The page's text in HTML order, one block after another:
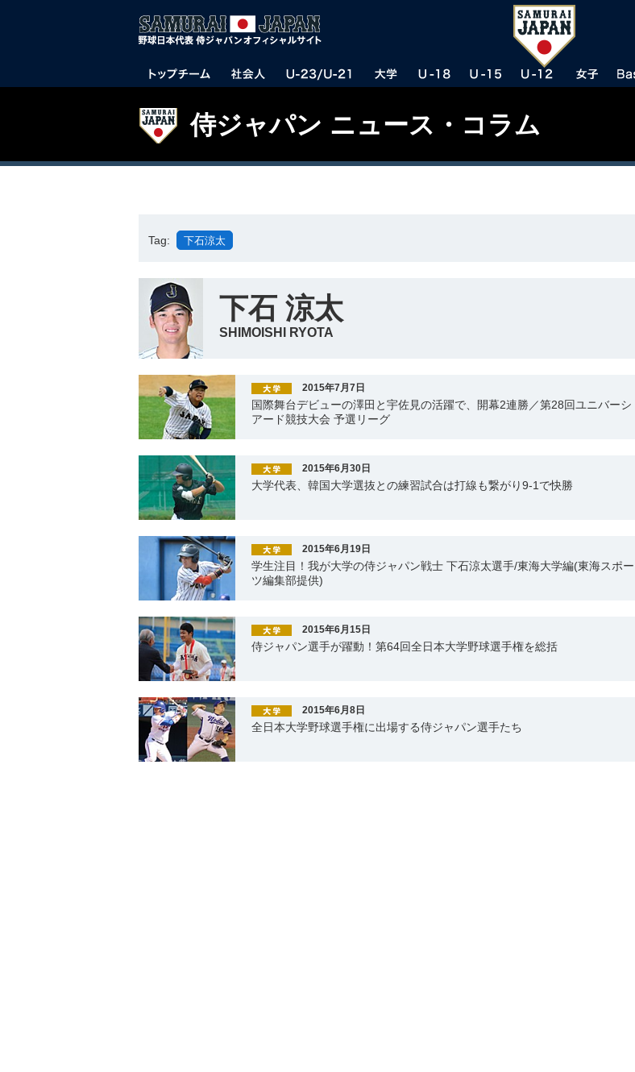
侍ジャパン ニュース・コラム
Tag: 下石涼太
下石 涼太
SHIMOISHI RYOTA
2015年7月7日
国際舞台デビューの澤田と宇佐見の活躍で、開幕2連勝／第28回ユニバーシ
アード競技大会 予選リーグ
2015年6月30日
大学代表、韓国大学選抜との練習試合は打線も繋がり9-1で快勝
2015年6月19日
学生注目！我が大学の侍ジャパン戦士 下石涼太選手/東海大学編(東海スポー
ツ編集部提供)
2015年6月15日
侍ジャパン選手が躍動！第64回全日本大学野球選手権を総括
2015年6月8日
全日本大学野球選手権に出場する侍ジャパン選手たち